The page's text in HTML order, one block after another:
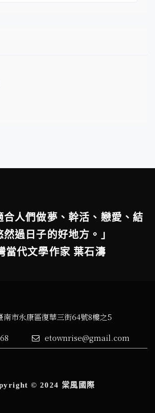
合人們做夢、幹活、戀愛、結
然過日子的好地方。」
當代文學作家 葉石濤
南市永康區復華三街64號8樓之5
etownrise@gmail.com
© 2024 棠風國際